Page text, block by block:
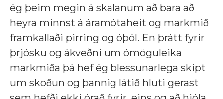
ég þeim megin á skalanum að bara að
heyra minnst á áramótaheit og markmið
framkallaði pirring og óþól. En þrátt fyrir
þrjósku og ákveðni um ómöguleika
markmiða þá hef ég blessunarlega skipt
um skoðun og þannig látið hluti gerast